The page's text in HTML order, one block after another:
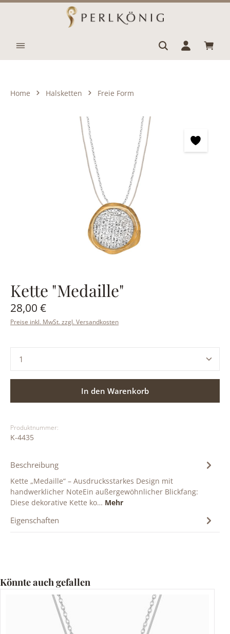
Zum Hauptinhalt springen
Home Halsketten Freie Form
Bildergalerie überspringen
Kette "Medaille"
Regulärer Preis:
28,00 €
Preise inkl. MwSt. zzgl. Versandkosten
Produkt Anzahl: Gib den gewünschten Wert ein
In den Warenkorb
Produktnummer:
K-4435
Beschreibung
Kette „Medaille“ – Ausdrucksstarkes Design mit
handwerklicher NoteEin außergewöhnlicher Blickfang:
Diese dekorative Kette ko… Mehr
Eigenschaften
Produktgalerie überspringen
Könnte auch gefallen